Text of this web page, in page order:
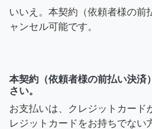
いいえ。本契約（依頼者様の前
ャンセル可能です。
本契約（依頼者様の前払い決済
さい。
お支払いは、クレジットカード
レジットカードをお持ちでない